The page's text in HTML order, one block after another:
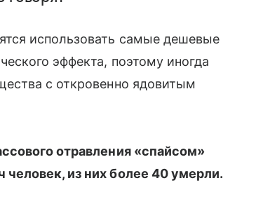
использовать самые дешевые
эффекта, поэтому иногда
с откровенно ядовитым
отравления «спайсом»
человек, из них более 40 умерли.